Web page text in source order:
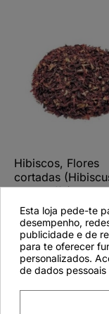
Hibiscos, Flores
cortadas
sabdariffa) -
Ver detalhes
Esta loja pede-te
desempenho,
publicidade e de
para te oferecer
personalizados.
de dados pessoais